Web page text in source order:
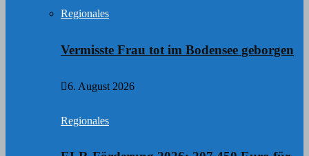
Regionales
Vermisste Frau tot im Bodensee geborgen
6. August 2026
Regionales